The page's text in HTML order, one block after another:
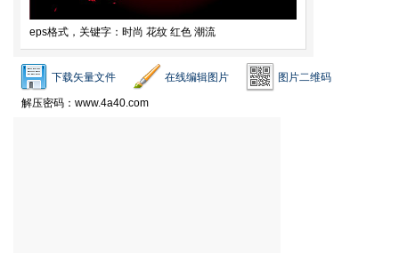
eps格式，关键字：时尚 花纹 红色 潮流
下载矢量文件 在线编辑图片 图片二维码
解压密码：www.4a40.com